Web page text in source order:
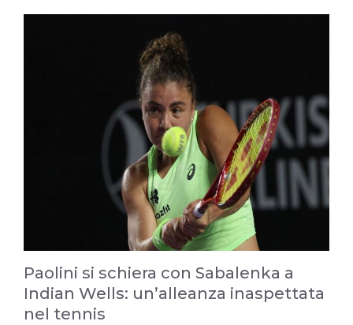
Paolini si schiera con Sabalenka a
Indian Wells: un’alleanza inaspettata
nel tennis